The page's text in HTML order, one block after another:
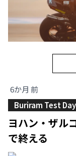
6か月 前
Buriram Test
ヨハン・ザル
で終える